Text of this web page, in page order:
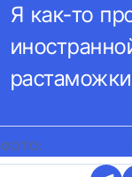
Я как-то
ФОТО: